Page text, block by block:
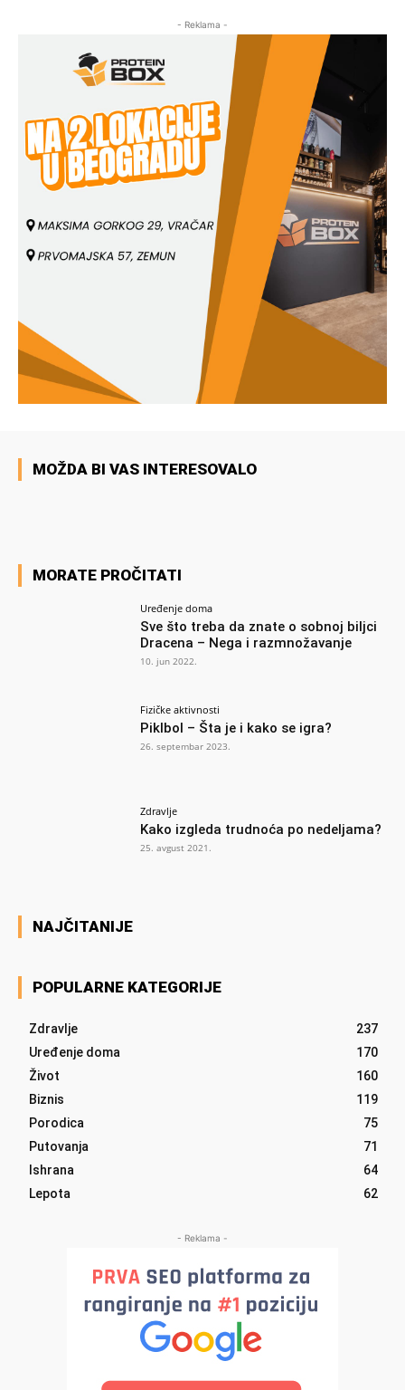
- Reklama -
MOŽDA BI VAS INTERESOVALO
MORATE PROČITATI
Uređenje doma
Sve što treba da znate o sobnoj biljci
Dracena – Nega i razmnožavanje
10. jun 2022.
Fizičke aktivnosti
Piklbol – Šta je i kako se igra?
26. septembar 2023.
Zdravlje
Kako izgleda trudnoća po nedeljama?
25. avgust 2021.
NAJČITANIJE
POPULARNE KATEGORIJE
Zdravlje
237
Uređenje doma
170
Život
160
Biznis
119
Porodica
75
Putovanja
71
Ishrana
64
Lepota
62
- Reklama -